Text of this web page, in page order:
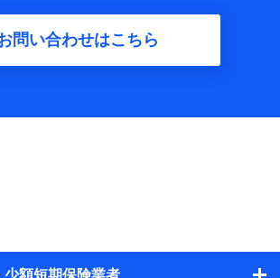
ペットの種類や年齢などの情報などが含ま
する者の範囲】
モ
NTTドコモが提供する保険関連サービスに
付および管理のため
NTTドコモと取引のあるもしくは委託を受
する当社、株式会社NTTドコモおよび提携
案内、提供するため
問い合わせはこちら
額短期保険業者